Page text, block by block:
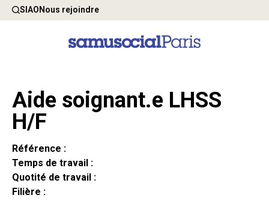
SIAONous rejoindre
Aide soignant.e LHSS
H/F
Référence :
Temps de travail :
Quotité de travail :
Filière :